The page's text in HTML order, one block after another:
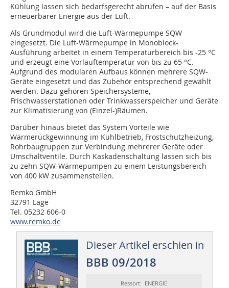
Kühlung lassen sich bedarfsgerecht abrufen – auf der Basis
erneuerbarer Energie aus der Luft.
Als Grundmodul wird die Luft-Wärmepumpe SQW
eingesetzt. Die Luft-Wärmepumpe in Monoblock-
Ausführung arbeitet in einem Temperaturbereich bis -25 °C
und erzeugt eine Vorlauftemperatur von bis zu 65 °C.
Aufgrund des modularen Aufbaus können mehrere SQW-
Geräte eingesetzt und das Zubehör entsprechend gewählt
werden. Dazu gehören Speichersysteme,
Frischwasserstationen oder Trinkwasserspeicher und Geräte
zur Klimatisierung von (Einzel-)Räumen.
Darüber hinaus bietet das System Vorteile wie
Wärmerückgewinnung im Kühlbetrieb, Frostschutzheizung,
Rohrbaugruppen zur Verbindung mehrerer Geräte oder
Umschaltventile. Durch Kaskadenschaltung lassen sich bis
zu zehn SQW-Wärmepumpen zu einem Leistungsbereich
von 400 kW zusammenstellen.
Remko GmbH
32791 Lage
Tel. 05232 606-0
www.remko.de
Dieser Artikel erschien in
BBB 09/2018
Ressort: ENERGIE